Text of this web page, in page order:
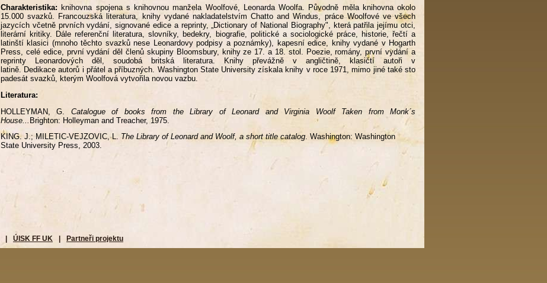
Charakteristika: knihovna spojena s knihovnou manžela Woolfové, Leonarda Woolfa. Původně měla knihovna okolo
15.000 svazků. Francouzská literatura, knihy vydané nakladatelstvím Chatto and Windus, práce Woolfové ve všech
jazycích včetně prvních vydání, signované edice a reprinty, „Dictionary of National Biography", která patřila jejímu otci,
literární kritiky. Dále referenční literatura, slovníky, bedekry, biografie, politické a sociologické práce, historie, řečtí a
latinští klasici (mnoho těchto svazků nese Leonardovy podpisy a poznámky), kapesní edice, knihy vydané v Hogarth
Press, celé edice, první vydání děl členů skupiny Bloomsbury, knihy ze 17. a 18. stol. Poezie, romány, první vydání a
reprinty Leonardových děl, soudobá britská literatura. Knihy převážně v angličtině, klasičtí autoři v
latině. Dedikace autorů i přátel a příbuzných. Washington State University získala knihy v roce 1971, mimo jiné také sto
padesát svazků, kterým Woolfová vytvořila novou vazbu.
Literatura:
HOLLEYMAN, G. Catalogue of books from the Library of Leonard and Virginia Woolf Taken from Monk´s
House... Brighton: Holleyman and Treacher, 1975.
KING. J.; MILETIC-VEJZOVIC, L. The Library of Leonard and Woolf, a short title catalog. Washington: Washington
State University Press, 2003.
ÚISK FF UK Partneři projektu